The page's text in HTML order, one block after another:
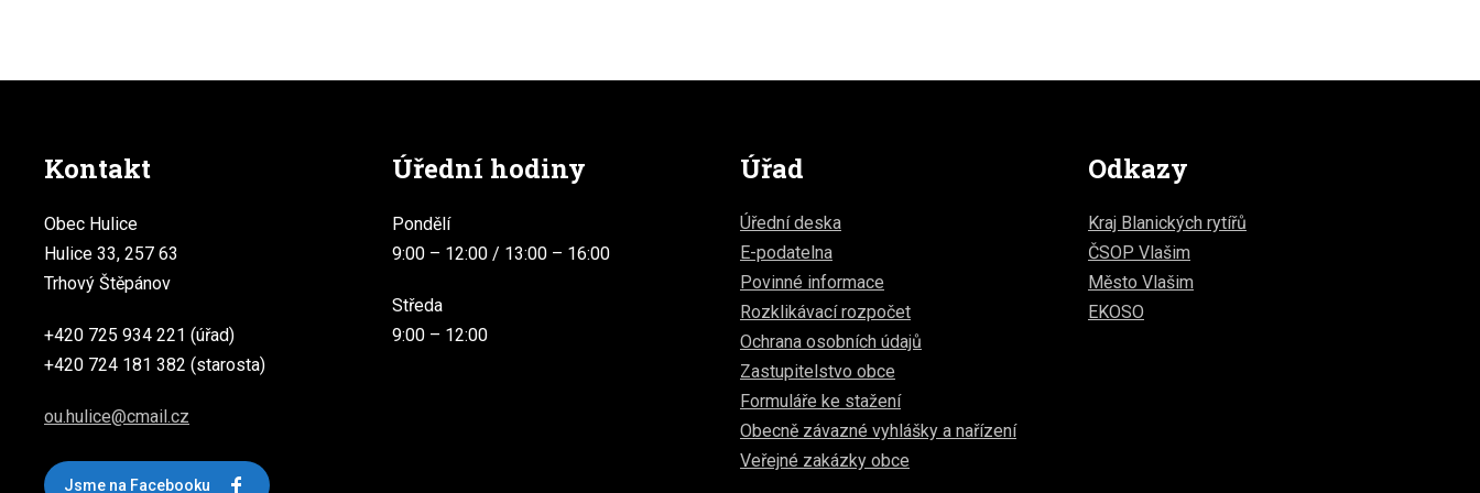
Kontakt
Obec Hulice
Hulice 33, 257 63
Trhový Štěpánov
+420 725 934 221 (úřad)
+420 724 181 382 (starosta)
ou.hulice@cmail.cz
Jsme na Facebooku
Úřední hodiny
Pondělí
9:00 – 12:00 / 13:00 – 16:00
Středa
9:00 – 12:00
Úřad
Úřední deska
E-podatelna
Povinné informace
Rozklikávací rozpočet
Ochrana osobních údajů
Zastupitelstvo obce
Formuláře ke stažení
Obecně závazné vyhlášky a nařízení
Veřejné zakázky obce
Odkazy
Kraj Blanických rytířů
ČSOP Vlašim
Město Vlašim
EKOSO